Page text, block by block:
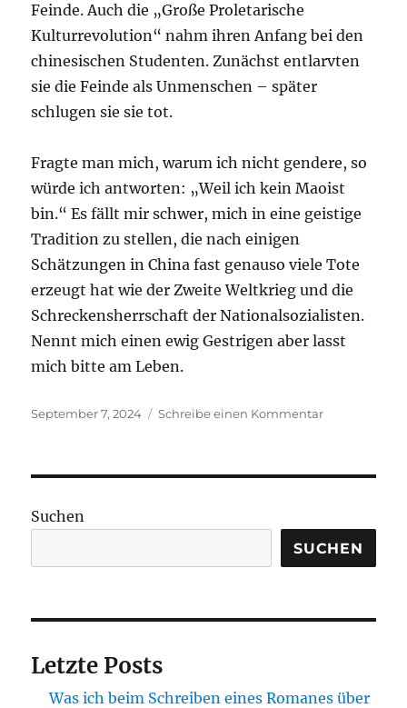
Feinde. Auch die „Große Proletarische
Kulturrevolution“ nahm ihren Anfang bei den
chinesischen Studenten. Zunächst entlarvten
sie die Feinde als Unmenschen – später
schlugen sie sie tot.
Fragte man mich, warum ich nicht gendere, so
würde ich antworten: „Weil ich kein Maoist
bin.“ Es fällt mir schwer, mich in eine geistige
Tradition zu stellen, die nach einigen
Schätzungen in China fast genauso viele Tote
erzeugt hat wie der Zweite Weltkrieg und die
Schreckensherrschaft der Nationalsozialisten.
Nennt mich einen ewig Gestrigen aber lasst
mich bitte am Leben.
Veröffentlicht
September 7, 2024 Schreibe einen Kommentarzu
Suchen
SUCHEN
Letzte Posts
Was ich beim Schreiben eines Romanes über